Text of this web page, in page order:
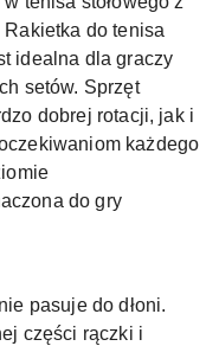
do tenisa
idealna dla graczy
setów. Sprzęt
dobrej rotacji, jak i
każdego
do gry
pasuje do dłoni.
części rączki i